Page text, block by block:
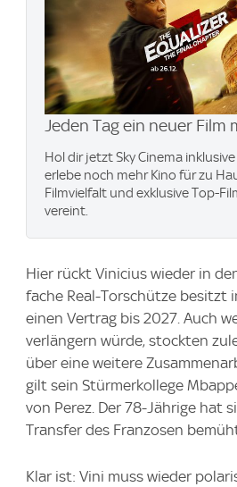
Jeden Tag ein neuer Film
Hol dir jetzt Sky Cinema
erlebe noch mehr Kino für zu
Filmvielfalt und exklusive Top-
vereint.
Hier rückt Vinicius wieder in
fache Real-Torschütze besitzt
einen Vertrag bis 2027. Auch
verlängern würde, stockten
über eine weitere
gilt sein Stürmerkollege
von Perez. Der 78-Jährige hat
Transfer des Franzosen
Klar ist: Vini muss wieder